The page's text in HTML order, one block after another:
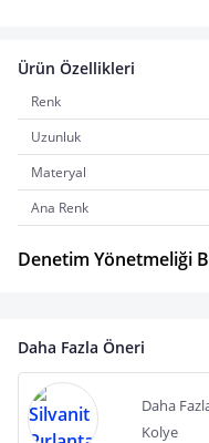
Ürün Özellikleri
Renk
Uzunluk
Materyal
Ana Renk
Denetim Yönetmeliği
Daha Fazla Öneri
Daha
Kolye